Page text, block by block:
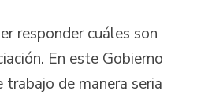
responder cuáles son
En este Gobierno
de manera seria